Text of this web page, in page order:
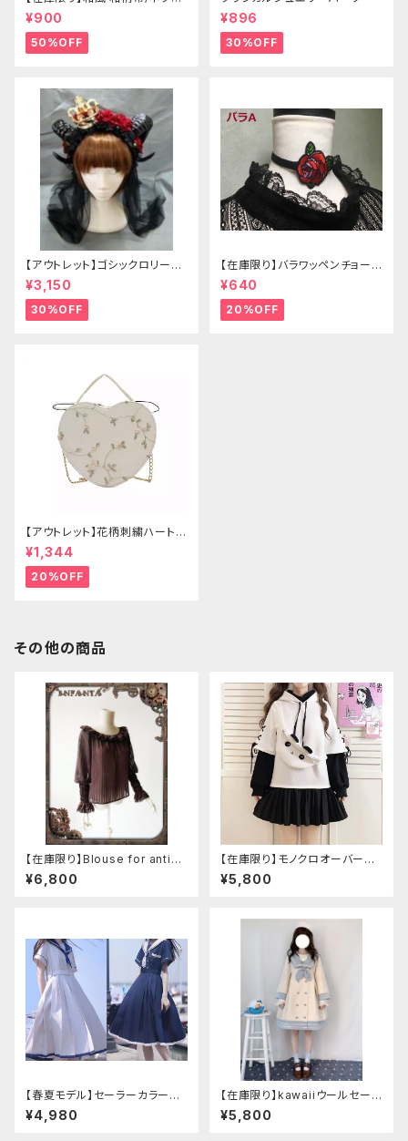
イ/リボン（狐面/金魚
¥900
50%OFF
¥896
30%OFF
【アウトレット】ゴシックロリータ
ゴールドクラウン＆ホーン(ヴェ
ール付き)
¥3,150
30%OFF
【在庫限り】バラワッペンチョーカ
ー
¥640
20%OFF
【アウトレット】花柄刺繍ハートバ
ッグ
¥1,344
20%OFF
その他の商品
【在庫限り】Blouse for antiqu
e automaton
¥6,800
【在庫限り】モノクロオーバーサ
イズパンダパーカー
¥5,800
【春夏モデル】セーラーカラープ
リーツワンピース
¥4,980
【在庫限り】kawaiiウールセーラ
ージャケット(胸元リボン付き) M
サイズ
¥5,800